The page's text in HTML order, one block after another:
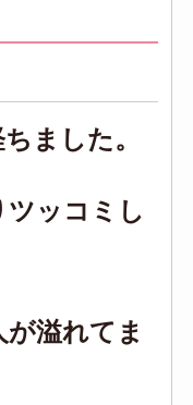
ました。
ッコミし
溢れてま